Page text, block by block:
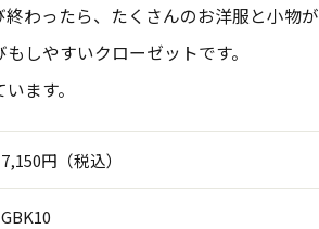
わったら、たくさんのお洋服と小物が
しやすいクローゼットです。
ます。
7,150円（税込）
GBK10